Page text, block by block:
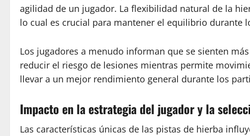
agilidad de un jugador. La flexibilidad natural de la
lo cual es crucial para mantener el equilibrio durante
Los jugadores a menudo informan que se sienten
reducir el riesgo de lesiones mientras permite
llevar a un mejor rendimiento general durante los
Impacto en la estrategia del jugador y la
Las características únicas de las pistas de hierba